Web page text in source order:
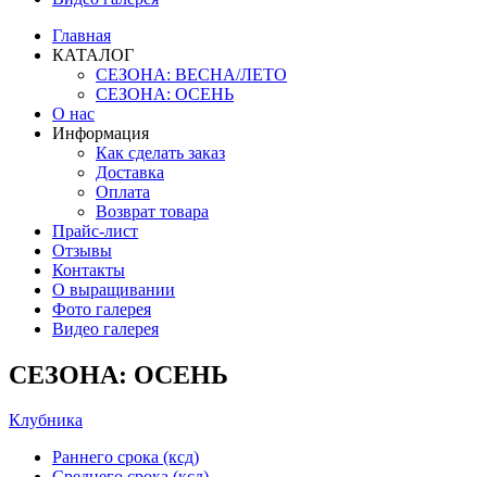
Главная
КАТАЛОГ
СЕЗОНА: ВЕСНА/ЛЕТО
СЕЗОНА: ОСЕНЬ
О нас
Информация
Как сделать заказ
Доставка
Оплата
Возврат товара
Прайс-лист
Отзывы
Контакты
О выращивании
Фото галерея
Видео галерея
СЕЗОНА: ОСЕНЬ
Клубника
Раннего срока (ксд)